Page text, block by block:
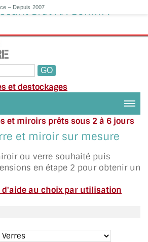
– Depuis 2007Brut AA 10mm :
et destockages
AU M2
et miroirs prêts sous 2 à 6 jours
en moyenne
Besoin d'aide ?
un SMS au 06 79 92 33 38
et miroir sur mesure
ou verre souhaité puis
en étape 2 pour obtenir un
d'aide au choix par utilisation